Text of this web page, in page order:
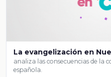
La evangelización en
analiza las consecuencias de la
española.